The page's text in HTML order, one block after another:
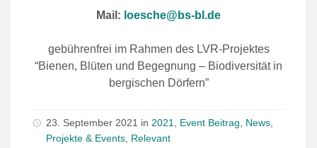
Mail: loesche@bs-bl.de
gebührenfrei im Rahmen des LVR-Projektes
“Bienen, Blüten und Begegnung – Biodiversität in
bergischen Dörfern”
23. September 2021 in 2021 Event Beitrag News
Projekte & Events Relevant